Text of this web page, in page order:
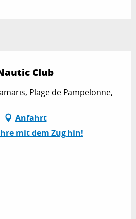
Club
Plage de Pampelonne,
Anfahrt
mit dem Zug hin!